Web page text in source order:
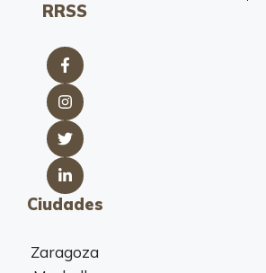
RRSS
Ciudades
Zaragoza